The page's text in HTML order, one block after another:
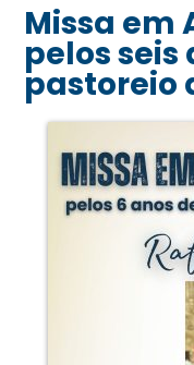
Missa em
pelos seis
pastoreio